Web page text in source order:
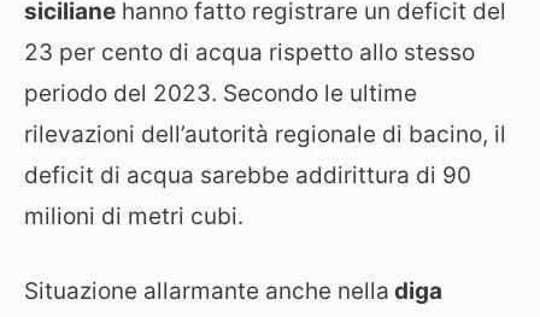
siciliane hanno fatto registrare un deficit del
23 per cento di acqua rispetto allo stesso
periodo del 2023. Secondo le ultime
rilevazioni dell’autorità regionale di bacino, il
deficit di acqua sarebbe addirittura di 90
milioni di metri cubi.
Situazione allarmante anche nella diga